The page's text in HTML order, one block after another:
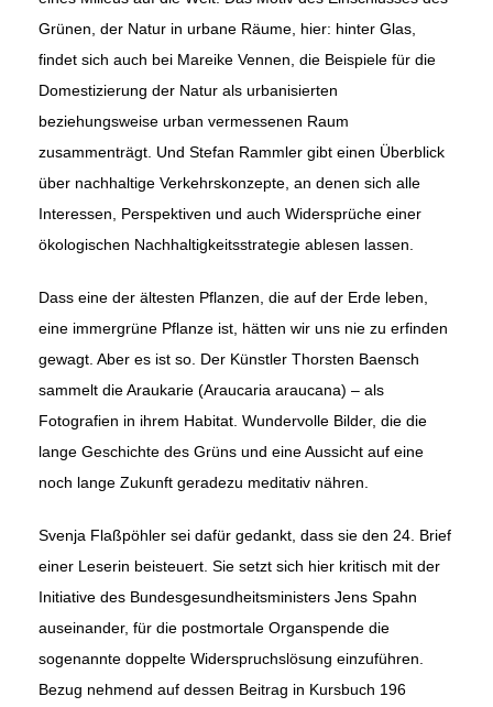
Grünen, der Natur in urbane Räume, hier: hinter Glas,
findet sich auch bei Mareike Vennen, die Beispiele für die
Domestizierung der Natur als urbanisierten
beziehungsweise urban vermessenen Raum
zusammenträgt. Und Stefan Rammler gibt einen Überblick
über nachhaltige Verkehrskonzepte, an denen sich alle
Interessen, Perspektiven und auch Widersprü­che einer
ökologischen Nachhaltigkeitsstrategie ablesen lassen.
Dass eine der ältesten Pflanzen, die auf der Erde leben,
eine immergrüne Pflanze ist, hätten wir uns nie zu erfinden
gewagt. Aber es ist so. Der Künstler Thorsten Baensch
sammelt die Araukarie (Araucaria arau­cana) – als
Fotografien in ihrem Habitat. Wundervolle Bilder, die die
lange Geschichte des Grüns und eine Aussicht auf eine
noch lange Zukunft geradezu meditativ nähren.
Svenja Flaßpöhler sei dafür gedankt, dass sie den 24. Brief
einer Leserin beisteuert. Sie setzt sich hier kritisch mit der
Initiative des Bundesgesundheitsministers Jens Spahn
auseinander, für die postmortale Organspende die
sogenannte doppelte Widerspruchslösung einzuführen.
Bezug nehmend auf dessen Beitrag in Kursbuch 196